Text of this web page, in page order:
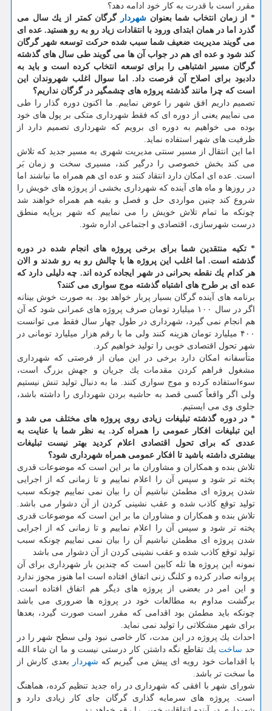
مقرر است با قدرت به كار خود ادامه دهد؟
* از زمان انتخاب شما بعنوان شهردار گرگان كمتر از یك سال می
گذرد اما در همان ابتدای ورود با انتقادات زیاد رو به رو هستید. عده ای
می گویند مدیریت ضعیف شما سبب شده حركت توسعه شهر گرگان
كند شود و عده ای هم در جواب آن ها می گویند طی سال های گذشته
گرگان مسیر اشتباهی را برای توسعه انتخاب كرده است و باید به
دادبود برای اصلاح آن فرصت داد. اما سوال اغلب شهروندان این
است كه چرا مانند گذشته پروژه های چشمگیر در گرگان نداریم؟
تصمیم داریم افق شهر را عوض نماییم. ما اكنون دوره گذار را طی
می نماییم یعنی از دوره ای كه فقط شهرداری متكی بر پول های خود
بوده می خواهیم به دوره ای برویم كه شهرداری تصمیم دارد از
ظرفیت های شهر استفاده نماید.
اما این انتقال از مسیر سنتی مدیریت شهری به مسیر جدید كه تلاش
می كند بخش خصوصی را درگیر كند، مسیری سخت و زمان بَر
است. عده ای امكان دارد انتقاد كنند و عده ای هم همراه ما نباشند اما
در روزها و ماه های آینده كه شهرداری بخشی از پروژه های خویش را
شروع كند چنین مواردی حل و فصل و بقیه هم همراه خواهند شد
چونكه ما تمام تلاش خویش را می نماییم كه شهر برپایه منطق
درست شهرسازی، اقتصادی و اجتماعی اداره شود.
* تكیه منتقدین شما برای برخی پروژه های انجام شده در دوره
گذشته است. اما اغلب این پروژه ها با چالش رو به رو شدند و الان
هر كدام یك نقطه بحرانی در شهر ایجاده كرده اند. چه دلیلی دارد كه
عده ای بر طرح های اشتباه گذشته موج سواری می كنند؟
برنامه های آینده گرگان بسیار پربار خواهد بود. به صورت خوش بینانه
اگر در سال ۱۰۰ میلیارد تومان صرف پروژه های عمرانی شود كه آن
هم انجام نمی گیرد، شهرداری در طول چهار سال فقط می توانست
۴۰۰ میلیارد تومان هزینه كنند ولی ما با رقم هزار میلیارد تومانی در
شهر تحول اقتصادی خوبی را تولید خواهیم كرد.
متأسفانه امكان دارد برخی در این میان از فرصتی كه شهرداری
مشغول فراهم كردن مقدمات یك جریان و جهش بزرگ است،
سوءاستفاده كرده و موج سواری كنند. ما به دنبال تولید تنش نیستیم
ولی اگر واقعاً كسی قصد به حاشیه بردن شهرداری را داشته باشد،
جلوی وی می ایستیم.
* در دوره گذشته تبلیغات زیادی روی پروژه های مختلف می شد و
این تبلیغات افكار عمومی را همراه كرد. به نظر شما با عنایت به
عددی كه برای تحول اقتصادی اعلام كردید بهتر نیست تبلیغات
بیشتری داشته باشید تا افكار عمومی همراه شهرداری شود؟
تلاش بنده و همكاران و مشاوران ما بر این است كه موضوعات قدری
پخته تر شود و سپس آن را اعلام نماییم و تا زمانی كه از اجرایی
شدن پروژه ای مطمئن نباشیم آن را بیان نمی نماییم چونكه سبب
تولید توقع كاذب شده و عقب نشینی كردن از آن دشوار می باشد.
تلاش بنده و همكاران و مشاوران ما بر این است كه موضوعات قدری
پخته تر شود و سپس آن را اعلام نماییم و تا زمانی كه از اجرایی
شدن پروژه ای مطمئن نباشیم آن را بیان نمی نماییم چونكه سبب
تولید توقع كاذب شده و عقب نشینی كردن از آن دشوار می باشد
نمونه این پروژه ها تله كابین است كه چندین بار شهرداری برای آن
پروانه صادر كرده و كلنگ زنی اتفاق افتاده است اما هنوز مجوز ندارد
و این امر در بعضی از پروژه های دیگر هم اتفاق افتاده است.
برگشت مداوم به مطالعات خود در پروژه ها ضروری می باشد
چونكه باید مطمئن بود اقدامی كه مقرر است صورت گیرد، بعدها
برای شهر مشكلاتی را تولید نمی نماید.
احداث یك پروژه در این مدت، كار خاصی نبود ولی سطح شهر را در
حد ساخت یك تقاطع نگه داشتن كار درستی نیست و ما ان شاء الله
با اقدامات خود رویه ای پیش می گیریم كه شهردار
بعدی كارش از
ما سخت تر باشد.
شورای شهر با افقی كه شهرداری در راه جدید تنظیم كرده، هماهنگ
است. پروژه های سرمایه گذاری گرگان جای كار زیادی دارد و